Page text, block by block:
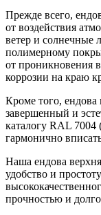
Прежде всего,
от воздействия
ветер и солнечные
полимерному
от проникновения
коррозии на краю
Кроме того, ендова
завершенный и
каталогу RAL
гармонично
Наша ендова
удобство и
прочностью и